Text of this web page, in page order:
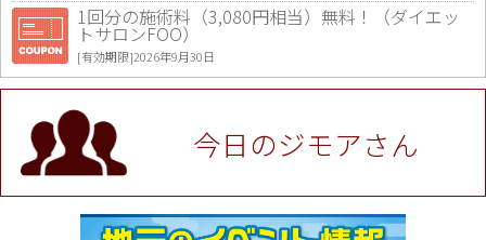
1回分の施術料（3,080円相当）無料！（ダイエッ
トサロンFOO）
[有効期限]2026年9月30日
値段提示後「ジモア見た」で更に買い取り金額 U
P！※チケットと新品商品は除く（大黒屋 高田馬場
駅前店）
[有効期限]2026年9月30日
★ジモア限定特典★ お会計より全品5％OFF（ナチ
ュラル＆ハンドメイドショップ［マキマキ］）
[有効期限]2026年9月30日まで
今日のジモアさん